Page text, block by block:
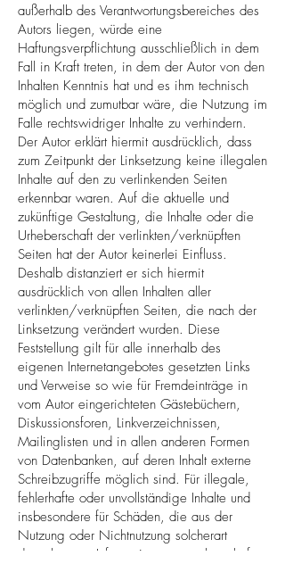
außerhalb des Verantwortungsbereiches des
Autors liegen, würde eine
Haftungsverpflichtung ausschließlich in dem
Fall in Kraft treten, in dem der Autor von den
Inhalten Kenntnis hat und es ihm technisch
möglich und zumutbar wäre, die Nutzung im
Falle rechtswidriger Inhalte zu verhindern.
Der Autor erklärt hiermit ausdrücklich, dass
zum Zeitpunkt der Linksetzung keine illegalen
Inhalte auf den zu verlinkenden Seiten
erkennbar waren. Auf die aktuelle und
zukünftige Gestaltung, die Inhalte oder die
Urheberschaft der verlinkten/verknüpften
Seiten hat der Autor keinerlei Einfluss.
Deshalb distanziert er sich hiermit
ausdrücklich von allen Inhalten aller
verlinkten/verknüpften Seiten, die nach der
Linksetzung verändert wurden. Diese
Feststellung gilt für alle innerhalb des
eigenen Internetangebotes gesetzten Links
und Verweise so wie für Fremdeinträge in
vom Autor eingerichteten Gästebüchern,
Diskussionsforen, Linkverzeichnissen,
Mailinglisten und in allen anderen Formen
von Datenbanken, auf deren Inhalt externe
Schreibzugriffe möglich sind. Für illegale,
fehlerhafte oder unvollständige Inhalte und
insbesondere für Schäden, die aus der
Nutzung oder Nichtnutzung solcherart
dargebotener Informationen entstehen, haftet